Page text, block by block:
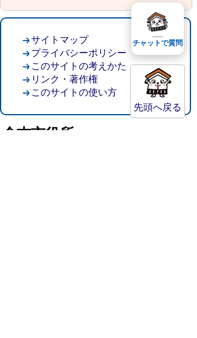
先頭へ戻る
サイトマップ
プライバシーポリシー
このサイトの考えかた
リンク・著作権
このサイトの使い方
倉吉市役所
チャットで質問